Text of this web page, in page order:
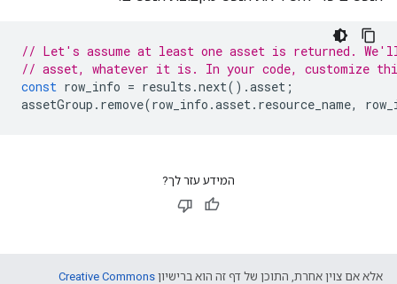
// Let's assume at least one asset is returned.
// asset, whatever it is. In your code, customize
const row_info = results .next().asset ;
assetGroup . remove(row_info .asset. resource_name,
המידע עזר לך?
אלא אם צוין אחרת, התוכן של דף זה הוא ברישיון Creative Commons